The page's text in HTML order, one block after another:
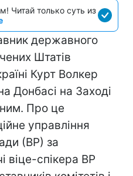
Читай только суть из
державного
Штатів
Курт Волкер
Донбасі на Заході
Про це
управління
(ВР) за
віце-спікера ВР